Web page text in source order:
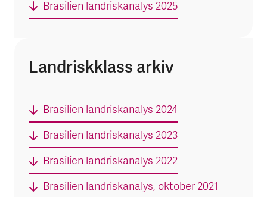
Brasilien landriskanalys 2025
Landriskklass arkiv
Brasilien landriskanalys 2024
Brasilien landriskanalys 2023
Brasilien landriskanalys 2022
Brasilien landriskanalys, oktober 2021